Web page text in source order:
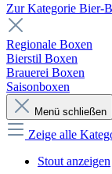
Zur Kategorie Bier-
Regionale Boxen
Bierstil Boxen
Brauerei Boxen
Saisonboxen
Menü schließen
Zeige alle
Stout anzeigen